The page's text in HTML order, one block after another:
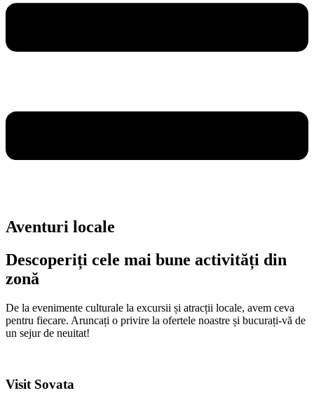
Aventuri locale
Descoperiți cele mai bune activități din
zonă
De la evenimente culturale la excursii și atracții locale, avem ceva
pentru fiecare. Aruncați o privire la ofertele noastre și bucurați-vă de
un sejur de neuitat!
Visit Sovata